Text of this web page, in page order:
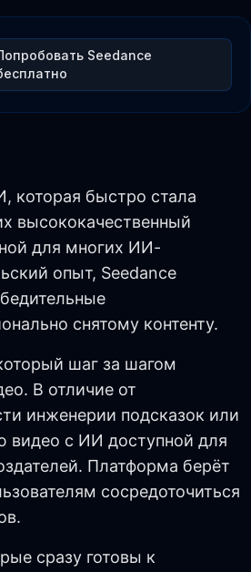
Seedance
которая быстро стала
высококачественный
для многих ИИ-
опыт, Seedance
снятому контенту.
шаг за шагом
В отличие от
инженерии подсказок или
видео с ИИ доступной для
Платформа берёт
сосредоточиться
сразу готовы к